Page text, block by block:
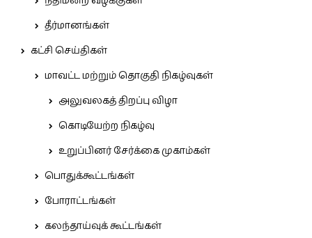
தீர்மானங்கள்
கட்சி செய்திகள்
மாவட்ட மற்றும் தொகுதி நிகழ்வுகள்
அலுவலகத் திறப்பு விழா
கொடியேற்ற நிகழ்வு
உறுப்பினர் சேர்க்கை முகாம்கள்
பொதுக்கூட்டங்கள்
போராட்டங்கள்
கலந்தாய்வுக் கூட்டங்கள்